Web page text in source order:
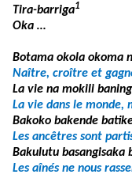
Tira-barriga1
Oka …
Botama okola okoma
Naître, croître et
La vie na mokili
La vie dans le monde,
Bakoko bakende
Les ancêtres sont
Bakulutu basangisaka
Les aînés ne nous